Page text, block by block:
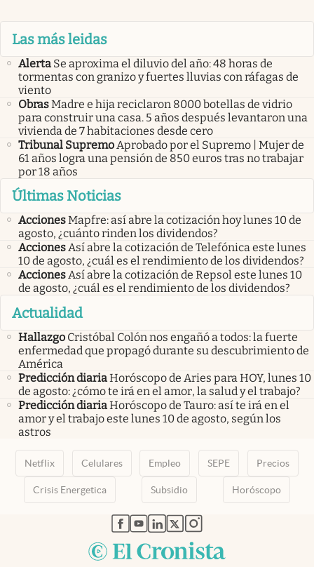
Las más leidas
Alerta Se aproxima el diluvio del año: 48 horas de
tormentas con granizo y fuertes lluvias con ráfagas de
viento
ObrasMadre e hija reciclaron 8000 botellas de vidrio
para construir una casa. 5 años después levantaron una
vivienda de 7 habitaciones desde cero
Tribunal SupremoAprobado por el Supremo | Mujer de
61 años logra una pensión de 850 euros tras no trabajar
por 18 años
Últimas Noticias
AccionesMapfre: así abre la cotización hoy lunes 10 de
agosto, ¿cuánto rinden los dividendos?
AccionesAsí abre la cotización de Telefónica este lunes
10 de agosto, ¿cuál es el rendimiento de los dividendos?
AccionesAsí abre la cotización de Repsol este lunes 10
de agosto, ¿cuál es el rendimiento de los dividendos?
Actualidad
Hallazgo Cristóbal Colón nos engañó a todos: la fuerte
enfermedad que propagó durante su descubrimiento de
América
Predicción diariaHoróscopo de Aries para HOY, lunes 10
de agosto: ¿cómo te irá en el amor, la salud y el trabajo?
Predicción diariaHoróscopo de Tauro: así te irá en el
amor y el trabajo este lunes 10 de agosto, según los
astros
Netflix Celulares Empleo SEPE Precios
Crisis Energetica Subsidio Horóscopo
abre en nueva pestaña
abre en nueva pestaña
abre en nueva pestaña
abre en nueva pestaña
abre en nueva pestaña